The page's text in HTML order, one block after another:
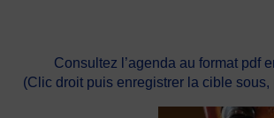
Consultez l’agenda au format pdf
(Clic droit puis enregistrer la cible